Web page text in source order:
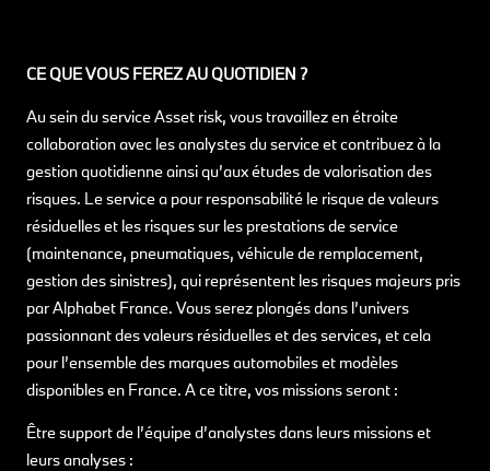
CE QUE VOUS FEREZ AU QUOTIDIEN ?
Au sein du service Asset risk, vous travaillez en étroite
collaboration avec les analystes du service et contribuez à la
gestion quotidienne ainsi qu’aux études de valorisation des
risques. Le service a pour responsabilité le risque de valeurs
résiduelles et les risques sur les prestations de service
(maintenance, pneumatiques, véhicule de remplacement,
gestion des sinistres), qui représentent les risques majeurs pris
par Alphabet France. Vous serez plongés dans l’univers
passionnant des valeurs résiduelles et des services, et cela
pour l’ensemble des marques automobiles et modèles
disponibles en France. A ce titre, vos missions seront :
Être support de l’équipe d’analystes dans leurs missions et
leurs analyses :